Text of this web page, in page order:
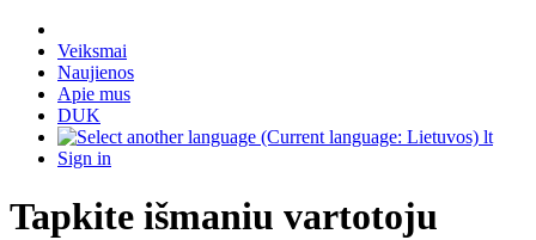
Veiksmai
Naujienos
Apie mus
DUK
lt
Sign in
Tapkite išmaniu vartotoju